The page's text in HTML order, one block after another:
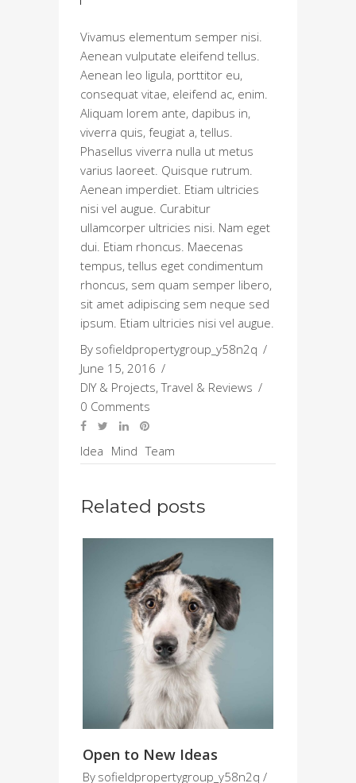
Vivamus elementum semper nisi.
Aenean vulputate eleifend tellus.
Aenean leo ligula, porttitor eu,
consequat vitae, eleifend ac, enim.
Aliquam lorem ante, dapibus in,
viverra quis, feugiat a, tellus.
Phasellus viverra nulla ut metus
varius laoreet. Quisque rutrum.
Aenean imperdiet. Etiam ultricies
nisi vel augue. Curabitur
ullamcorper ultricies nisi. Nam eget
dui. Etiam rhoncus. Maecenas
tempus, tellus eget condimentum
rhoncus, sem quam semper libero,
sit amet adipiscing sem neque sed
ipsum. Etiam ultricies nisi vel augue.
By sofieldpropertygroup_y58n2q
June 15, 2016
DIY & Projects,Travel & Reviews
0 Comments
Idea Mind Team
Related posts
Open to New Ideas
By sofieldpropertygroup_y58n2q